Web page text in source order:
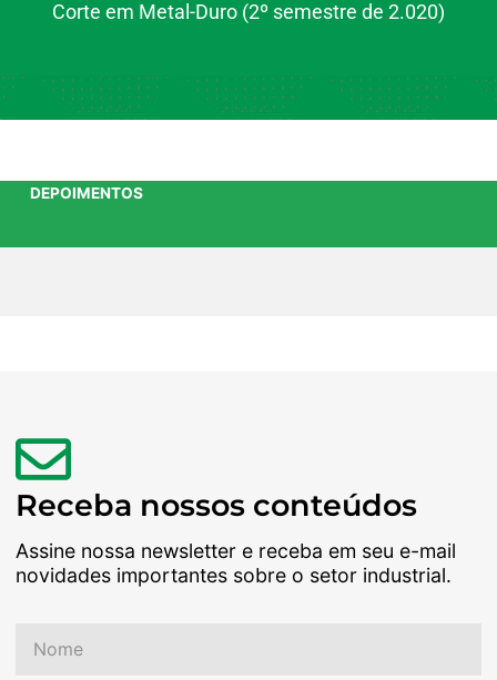
Corte em Metal-Duro (2º semestre de 2.020)
DEPOIMENTOS
Receba nossos conteúdos
Assine nossa newsletter e receba em seu e-mail
novidades importantes sobre o setor industrial.